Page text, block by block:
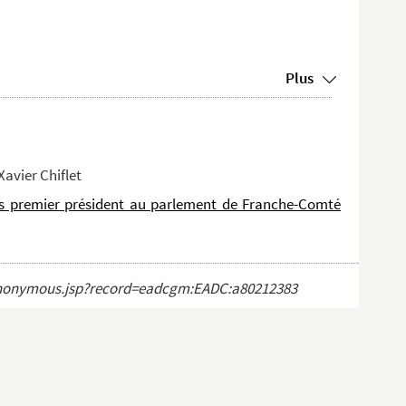
Plus
Chiflet
premier président au parlement de Franche-Comté